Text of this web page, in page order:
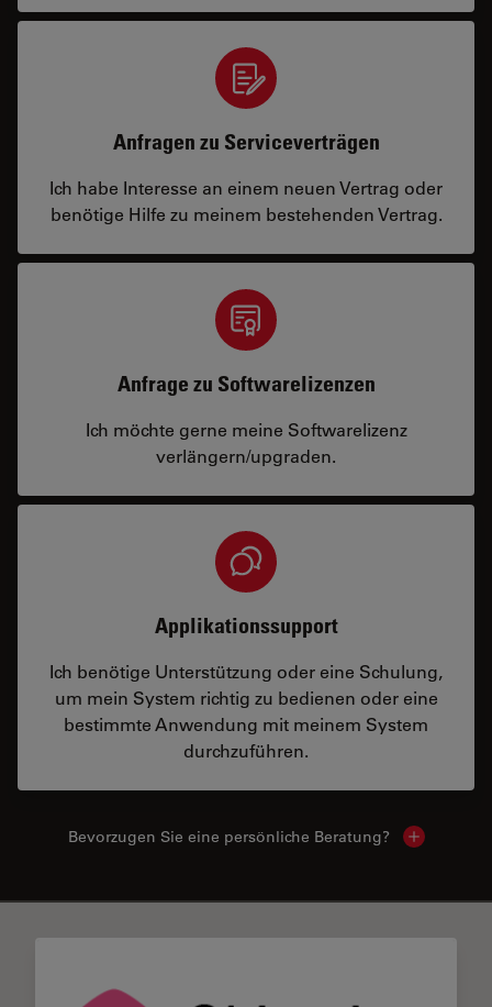
Anfragen zu Serviceverträgen
Ich habe Interesse an einem neuen Vertrag oder
benötige Hilfe zu meinem bestehenden Vertrag.
Anfrage zu Softwarelizenzen
Ich möchte gerne meine Softwarelizenz
verlängern/upgraden.
Applikationssupport
Ich benötige Unterstützung oder eine Schulung,
um mein System richtig zu bedienen oder eine
bestimmte Anwendung mit meinem System
durchzuführen.
Bevorzugen Sie eine persönliche Beratung? Show